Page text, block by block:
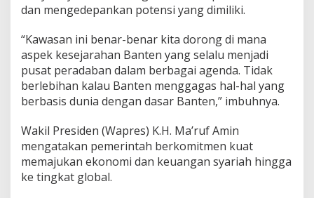
y
r
a
h
dan mengedepankan potensi yang dimiliki.
“Kawasan ini benar-benar kita dorong di mana
aspek kesejarahan Banten yang selalu menjadi
pusat peradaban dalam berbagai agenda. Tidak
berlebihan kalau Banten menggagas hal-hal yang
berbasis dunia dengan dasar Banten,” imbuhnya.
Wakil Presiden (Wapres) K.H. Ma’ruf Amin
mengatakan pemerintah berkomitmen kuat
memajukan ekonomi dan keuangan syariah hingga
ke tingkat global.